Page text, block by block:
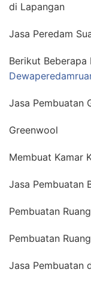
di Lapangan
Jasa Peredam
Berikut Beberapa
Jasa Pembuatan
Greenwool
Membuat Kamar
Jasa Pembuatan
Pembuatan
Pembuatan
Jasa Pembuatan